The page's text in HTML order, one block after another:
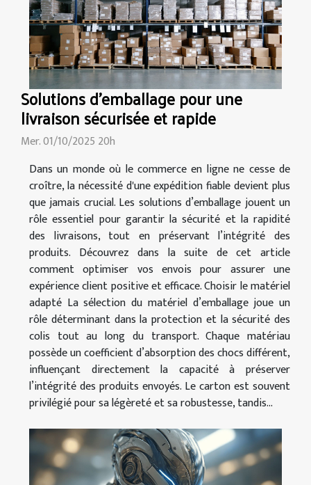
Solutions d’emballage pour une
livraison sécurisée et rapide
Mer. 01/10/2025 20h
Dans un monde où le commerce en ligne ne cesse de
croître, la nécessité d'une expédition fiable devient plus
que jamais crucial. Les solutions d’emballage jouent un
rôle essentiel pour garantir la sécurité et la rapidité
des livraisons, tout en préservant l’intégrité des
produits. Découvrez dans la suite de cet article
comment optimiser vos envois pour assurer une
expérience client positive et efficace. Choisir le matériel
adapté La sélection du matériel d’emballage joue un
rôle déterminant dans la protection et la sécurité des
colis tout au long du transport. Chaque matériau
possède un coefficient d’absorption des chocs différent,
influençant directement la capacité à préserver
l’intégrité des produits envoyés. Le carton est souvent
privilégié pour sa légèreté et sa robustesse, tandis...